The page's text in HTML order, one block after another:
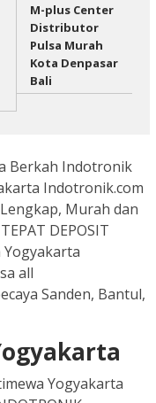
M-plus Center
Distributor
Pulsa Murah
Kota Denpasar
Bali
Berkah Indotronik
Indotronik.com
Murah dan
DEPOSIT
Yogyakarta
all
Sanden, Bantul,
Yogyakarta